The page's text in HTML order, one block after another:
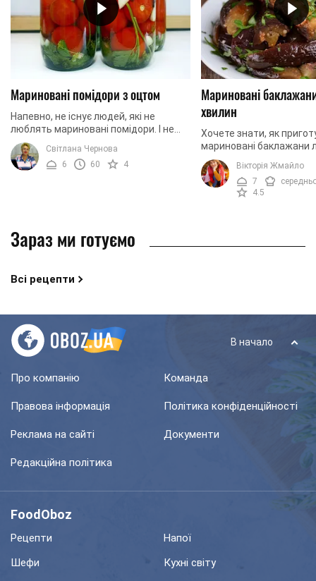
Мариновані помідори з оцтом
Напевно, не існує людей, які не
люблять мариновані помідори. І не
дивно, адже вони вдало доповнюють
будь-яку страву на обідньому столі.
Щоб взимку ...
Світлана Чернова
6
60 4
Мариновані
хвилин
Хочете знати, як
мариновані баклажани
хвилин? Тоді
швидкої і смачною
підготовлено
Вікторія Жмайло
7
4.5
Зараз ми готуємо
Всі рецепти
В начало
Про компанію Команда
Правова інформація Політика конфіденційності
Реклама на сайті Документи
Редакційна політика
FoodOboz
Рецепти
Напої
Шефи
Кухні світу